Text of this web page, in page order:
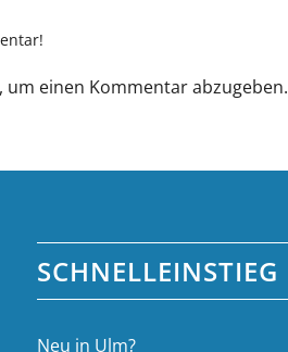
um einen Kommentar abzugeben.
SCHNELLEINSTIEG
Neu in Ulm?